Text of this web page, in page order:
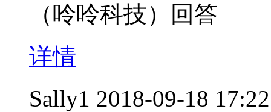
（呤呤科技）回答
详情
Sally1 2018-09-18 17:22